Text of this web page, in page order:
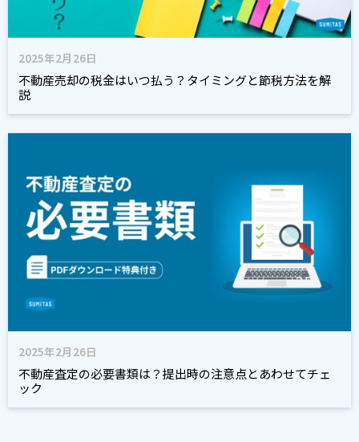
2025年2月26日
不動産売却の税金はいつ払う？タイミングと節税方法を解
説
2025年2月26日
不動産査定の必要書類は？提出時の注意点とあわせてチェ
ック